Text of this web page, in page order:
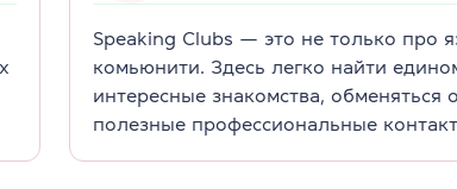
Speaking Clubs — это не только про
комьюнити. Здесь легко найти
интересные знакомства,
полезные профессиональные